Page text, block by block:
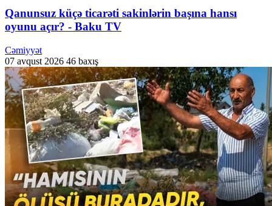
Qanunsuz küçə ticarəti sakinlərin başına hansı
oyunu açır? - Baku TV
Cəmiyyət
07 avqust 2026 46 baxış